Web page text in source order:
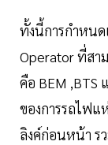
ทั้งนี้การกำหนด
Operator ที่สา
คือ BEM
ของการรถไฟแ
ลิงค์ก่อนหน้า ร